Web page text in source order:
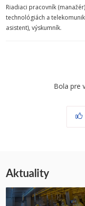
Riadiaci pracovník
technológiách a
asistent), výskumník.
Bola pre
Aktuality